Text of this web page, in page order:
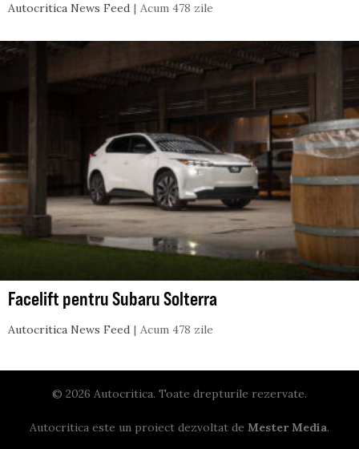
Autocritica News Feed Acum 478 zile
Facelift pentru Subaru Solterra
Autocritica News Feed Acum 478 zile
© 2026 Autocritica. Toate drepturile rezervate.
Autocritica este un proiect dezvoltat de Mester Media.